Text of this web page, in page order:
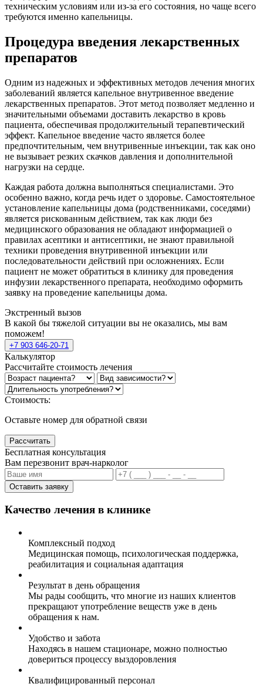
техническим условиям или из-за его состояния, но чаще всего
требуются именно капельницы.
Процедура введения лекарственных
препаратов
Одним из надежных и эффективных методов лечения многих
заболеваний является капельное внутривенное введение
лекарственных препаратов. Этот метод позволяет медленно и
значительными объемами доставить лекарство в кровь
пациента, обеспечивая продолжительный терапевтический
эффект. Капельное введение часто является более
предпочтительным, чем внутривенные инъекции, так как оно
не вызывает резких скачков давления и дополнительной
нагрузки на сердце.
Каждая работа должна выполняться специалистами. Это
особенно важно, когда речь идет о здоровье. Самостоятельное
установление капельницы дома (родственниками, соседями)
является рискованным действием, так как люди без
медицинского образования не обладают информацией о
правилах асептики и антисептики, не знают правильной
техники проведения внутривенной инъекции или
последовательности действий при осложнениях. Если
пациент не может обратиться в клинику для проведения
инфузии лекарственного препарата, необходимо оформить
заявку на проведение капельницы дома.
Экстренный вызов
В какой бы тяжелой ситуации вы не оказались, мы вам
поможем!
+7 903 646-20-71
Калькулятор
Рассчитайте стоимость лечения
Стоимость:
Оставьте номер для обратной связи
Рассчитать
Бесплатная консультация
Вам перезвонит врач-нарколог
Оставить заявку
Качество лечения в клинике
Комплексный подход
Медицинская помощь, психологическая поддержка,
реабилитация и социальная адаптация
Результат в день обращения
Мы рады сообщить, что многие из наших клиентов
прекращают употребление веществ уже в день
обращения к нам.
Удобство и забота
Находясь в нашем стационаре, можно полностью
довериться процессу выздоровления
Квалифицированный персонал